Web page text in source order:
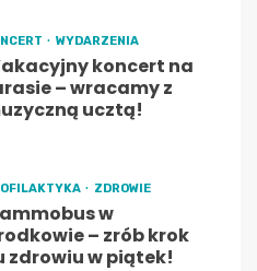
WYDARZENIA
koncert na
– wracamy z
ucztą!
ZDROWIE
w
– zrób krok
zdrowiu w piątek!